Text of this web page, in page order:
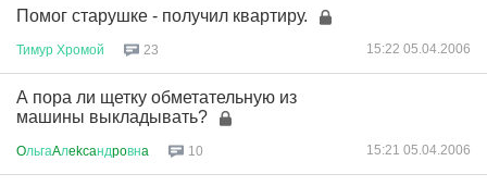
Помог старушке - получил квартиру.
Тимур Хромой 23 15:22 05.04.2006
А пора ли щетку обметательную из
машины выкладывать?
OльгаAлekcaндpoвнa 10 15:21 05.04.2006